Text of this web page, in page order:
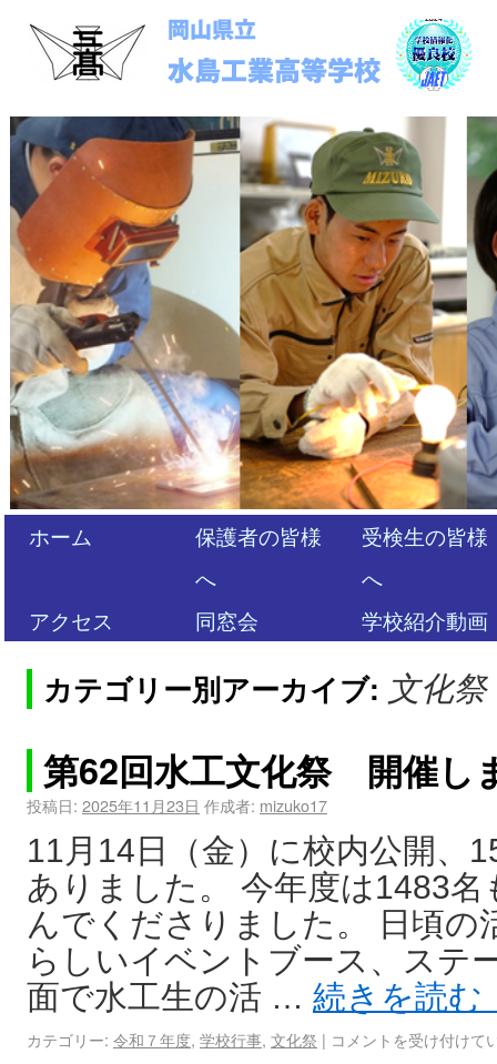
ホーム
保護者の皆様
へ
受検生の皆様
へ
アクセス
同窓会 学校紹介動画
カテゴリー別アーカイブ: 文化祭
第62回水工文化祭 開催し
投稿日: 2025年11月23日 作成者: mizuko17
11月14日（金）に校内公開、
ありました。 今年度は1483
んでくださりました。 日頃の
らしいイベントブース、ステ
面で水工生の活 … 続きを読む
カテゴリー: 令和７年度, 学校行事, 文化祭 | コメントを受け付けて